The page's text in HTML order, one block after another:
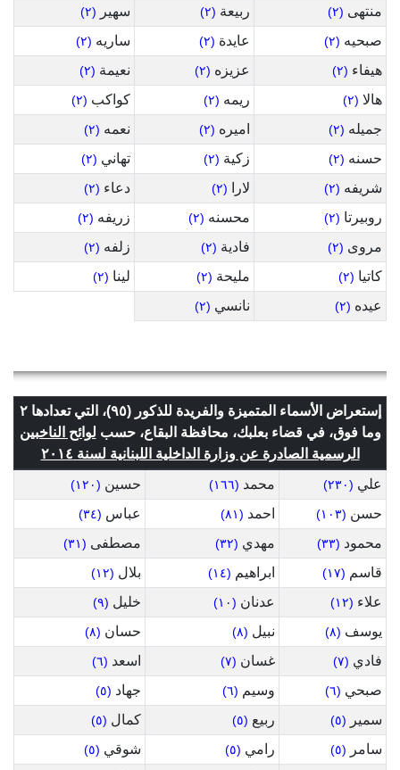
منتهى (٢) ربيعة (٢) سهير (٢)
صبحيه (٢) عايدة (٢) ساريه (٢)
هيفاء (٢) عزيزه (٢) نعيمة (٢)
هالا (٢) ريمه (٢) كواكب (٢)
جميله (٢) اميره (٢) نعمه (٢)
حسنه (٢) زكية (٢) تهاني (٢)
شريفه (٢) لارا (٢) دعاء (٢)
روبيرتا (٢) محسنه (٢) زريفه (٢)
مروى (٢) فادية (٢) زلفه (٢)
كاتيا (٢) مليحة (٢) لينا (٢)
عيده (٢) نانسي (٢)
إستعراض الأسماء المتميزة والفريدة للذكور (٩٥)، التي تعدادها ٢
وما فوق، في قضاء بعلبك، محافظة البقاع، حسب لوائح الناخبين
الرسمية الصادرة عن وزارة الداخلية اللبنانية لسنة ٢٠١٤
علي (٢٣٠) محمد (١٦٦) حسين (١٢٠)
حسن (١٠٣) احمد (٨١) عباس (٣٤)
محمود (٣٣) مهدي (٣٢) مصطفى (٣١)
قاسم (١٧) ابراهيم (١٤) بلال (١٢)
علاء (١٢) عدنان (١٠) خليل (٩)
يوسف (٨) نبيل (٨) حسان (٨)
فادي (٧) غسان (٧) اسعد (٦)
صبحي (٦) وسيم (٦) جهاد (٥)
سمير (٥) ربيع (٥) كمال (٥)
سامر (٥) رامي (٥) شوقي (٥)